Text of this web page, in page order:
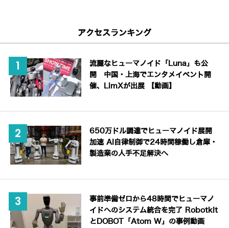
アクセスランキング
流麗なヒューマノイド「Luna」も公
開 中国・上海でエンタメイベント開
催、LimXが出展 【動画】
650万ドル調達でヒューマノイド展開
加速 AI自律制御で24時間稼働し倉庫・
製造業の人手不足解決へ
事前準備ゼロから48時間でヒューマノ
イドへのシステム統合を完了 Robotkit
とDOBOT「Atom W」の事例動画